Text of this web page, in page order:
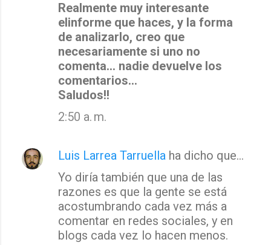
Realmente muy interesante
elinforme que haces, y la forma
de analizarlo, creo que
necesariamente si uno no
comenta... nadie devuelve los
comentarios...
Saludos!!
2:50 a. m.
Luis Larrea Tarruella ha dicho que…
Yo diría también que una de las
razones es que la gente se está
acostumbrando cada vez más a
comentar en redes sociales, y en
blogs cada vez lo hacen menos.